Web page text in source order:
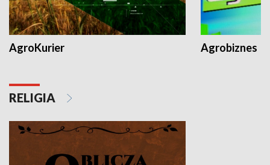
AgroKurier Agrobiznes
RELIGIA